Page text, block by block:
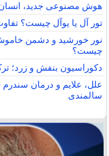
هوش مصنوعی جدید، انسان
تور آل یا یوآل چیست؟
نور خورشید و دشمن
چیست؟
دکوراسیون بنفش و زرد؛
علل، علایم و درمان
سالمندی